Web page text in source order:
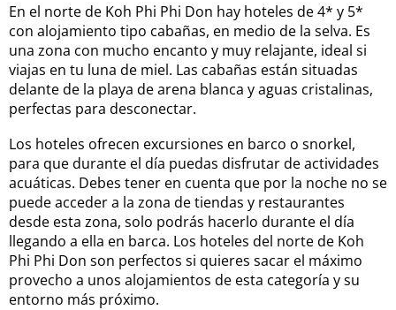
En el norte de Koh Phi Phi Don hay hoteles de 4* y 5*
con alojamiento tipo cabañas, en medio de la selva. Es
una zona con mucho encanto y muy relajante, ideal si
viajas en tu luna de miel. Las cabañas están situadas
delante de la playa de arena blanca y aguas cristalinas,
perfectas para desconectar.
Los hoteles ofrecen excursiones en barco o snorkel,
para que durante el día puedas disfrutar de actividades
acuáticas. Debes tener en cuenta que por la noche no se
puede acceder a la zona de tiendas y restaurantes
desde esta zona, solo podrás hacerlo durante el día
llegando a ella en barca. Los hoteles del norte de Koh
Phi Phi Don son perfectos si quieres sacar el máximo
provecho a unos alojamientos de esta categoría y su
entorno más próximo.